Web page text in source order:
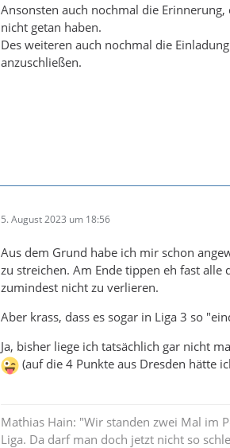
Ansonsten auch nochmal die
nicht getan haben.
Des weiteren auch nochmal die
anzuschließen.
5. August 2023 um 18:56
Aus dem Grund habe ich mir schon
zu streichen. Am Ende tippen eh fast
zumindest nicht zu verlieren.
Aber krass, dass es sogar in Liga 3 so
Ja, bisher liege ich tatsächlich gar nicht
(auf die 4 Punkte aus Dresden hätte
Mathias Hain: "Wir standen zwei Mal im
Liga. Da darf man doch jetzt nicht so